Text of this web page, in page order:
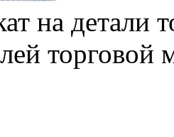
на детали
торговой